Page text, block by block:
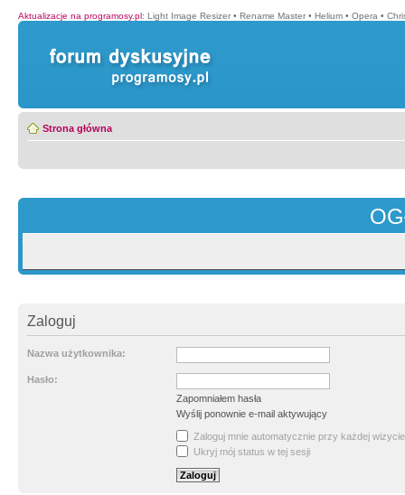
Aktualizacje na programosy.pl: Light Image Resizer • Rename Master • Helium • Opera •
Strona główna
Zaloguj
Nazwa użytkownika:
Hasło:
Zapomniałem hasła
Wyślij ponownie e-mail aktywujący
Zaloguj mnie automatycznie przy każdej wizycie
Ukryj mój status w tej sesji